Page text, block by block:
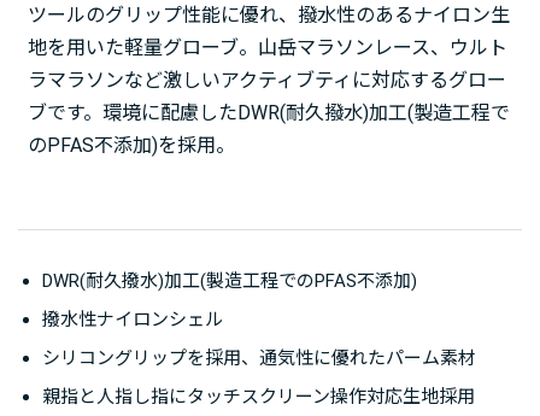
ツールのグリップ性能に優れ、撥水性のあるナイロン生
地を用いた軽量グローブ。山岳マラソンレース、ウルト
ラマラソンなど激しいアクティブティに対応するグロー
ブです。環境に配慮したDWR(耐久撥水)加工(製造工程で
のPFAS不添加)を採用。
DWR(耐久撥水)加工(製造工程でのPFAS不添加)
撥水性ナイロンシェル
シリコングリップを採用、通気性に優れたパーム素材
親指と人指し指にタッチスクリーン操作対応生地採用